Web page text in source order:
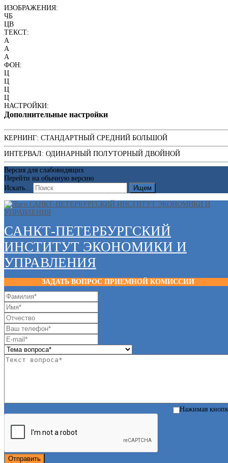
ИЗОБРАЖЕНИЯ:
ЧБ
ЦВ
ТЕКСТ:
A
A
A
ФОН:
Ц
Ц
Ц
Ц
НАСТРОЙКИ:
Дополнительные настройки
КЕРНИНГ: СТАНДАРТНЫЙ СРЕДНИЙ БОЛЬШОЙ
ИНТЕРВАЛ: ОДИНАРНЫЙ ПОЛУТОРНЫЙ ДВОЙНОЙ
Версия для слабовидящих
Перейти на обычную версию
Искать...
Ищем
САНКТ-ПЕТЕРБУРГСКИЙ
ИНСТИТУТ ЭКОНОМИКИ И
УПРАВЛЕНИЯ
ЗАДАТЬ ВОПРОС ПРИЕМНОЙ КОМИССИИ
Нажимая
Отправить